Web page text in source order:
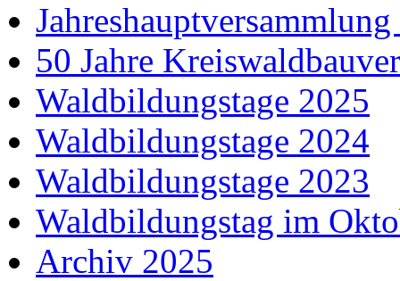
50 Jahre
Waldbildungstage 2025
Waldbildungstage 2024
Waldbildungstage 2023
Waldbildungstag im
Archiv 2025